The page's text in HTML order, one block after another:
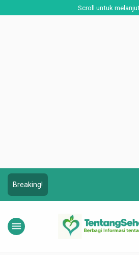
Scroll untuk
Breaking!
menu